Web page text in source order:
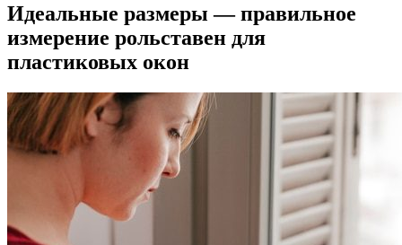
Идеальные размеры — правильное
измерение рольставен для
пластиковых окон